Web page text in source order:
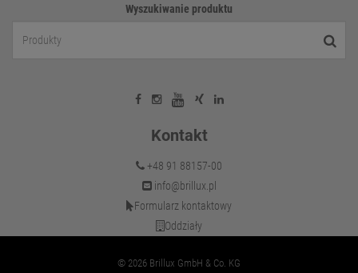
Wyszukiwanie produktu
Kontakt
+48 91 88157-00
info@brillux.pl
Formularz kontaktowy
Oddziały
© 2026 Brillux GmbH & Co. KG